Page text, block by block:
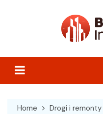
Home
Drogi i remonty